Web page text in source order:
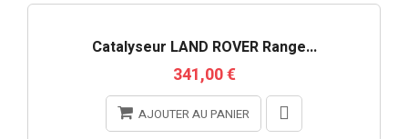
Catalyseur LAND ROVER Range...
341,00 €
AJOUTER AU PANIER